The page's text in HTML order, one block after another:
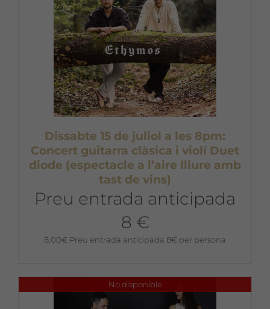
Dissabte 15 de juliol a les 8pm:
Concert guitarra clàsica i violí Duet
diode (espectacle a l’aire lliure amb
tast de vins)
Preu entrada anticipada
8 €
8,00€ Preu entrada anticipada 8€ per persona
No disponible